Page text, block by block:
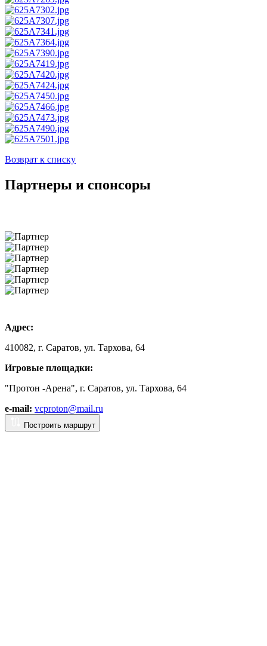
Возврат к списку
Партнеры и спонсоры
Адрес:
410082, г. Саратов, ул. Тархова, 64
Игровые площадки:
"Протон -Арена", г. Саратов, ул. Тархова, 64
e-mail: vcproton@mail.ru
Построить маршрут